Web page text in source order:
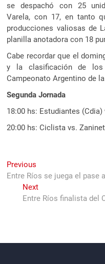
se despachó con 25
Varela, con 17, en tanto
producciones valiosas de
planilla anotadora con 18
Cabe recordar que el
y la clasificación de los
Campeonato Argentino de
Segunda Jornada
18:00 hs: Estudiantes
20:00 hs: Ciclista vs.
Navegación
de
entradas
Previous
post:
Entre Ríos se juega el pase
NextNext
post:
Entre Ríos finalista del